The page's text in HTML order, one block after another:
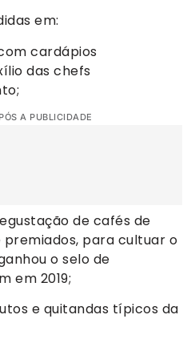
em:
cardápios
das chefs
A PUBLICIDADE
de cafés de
para cultuar o
o selo de
em 2019;
e quitandas típicos da